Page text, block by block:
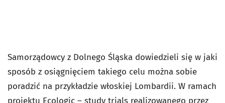
Samorządowcy z Dolnego Śląska dowiedzieli się w jaki
sposób z osiągnięciem takiego celu można sobie
poradzić na przykładzie włoskiej Lombardii. W ramach
projektu Ecologic – study trials realizowanego przez